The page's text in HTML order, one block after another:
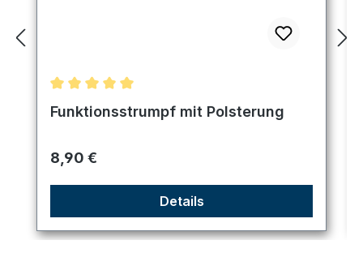
Durchschnittliche Bewertung von 5 von 5 Sternen
Funktionsstrumpf mit Polsterung
Regulärer Preis:
8,90 €
Details